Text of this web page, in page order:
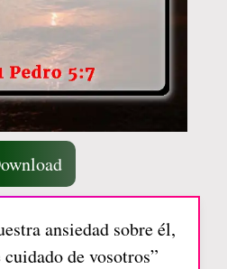
ansiedad sobre él,
de vosotros”